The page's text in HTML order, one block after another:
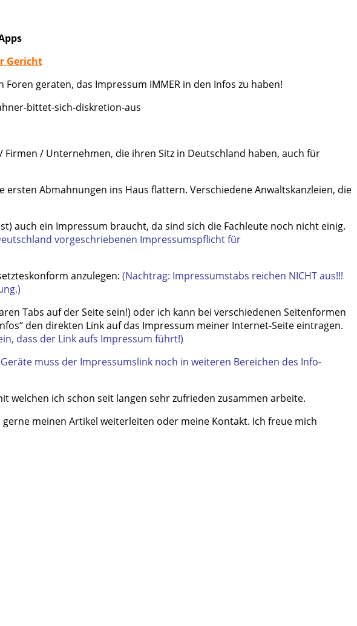
Gericht
geraten, das Impressum IMMER in den Infos zu haben!
bittet-sich-diskretion-aus
/ Unternehmen, die ihren Sitz in Deutschland haben, auch für
Abmahnungen ins Haus flattern. Verschiedene Anwaltskanzleien, die
auch ein Impressum braucht, da sind sich die Fachleute noch nicht einig.
vorgeschriebenen Impressumspflicht für
anzulegen: (Nachtrag: Impressumstabs reichen NICHT aus!!!
Tabs auf der Seite sein!) oder ich kann bei verschiedenen Seitenformen
den direkten Link auf das Impressum meiner Internet-Seite eintragen.
dass der Link aufs Impressum führt!)
muss der Impressumslink noch in weiteren Bereichen des Info-
welchen ich schon seit langen sehr zufrieden zusammen arbeite.
meinen Artikel weiterleiten oder meine Kontakt. Ich freue mich